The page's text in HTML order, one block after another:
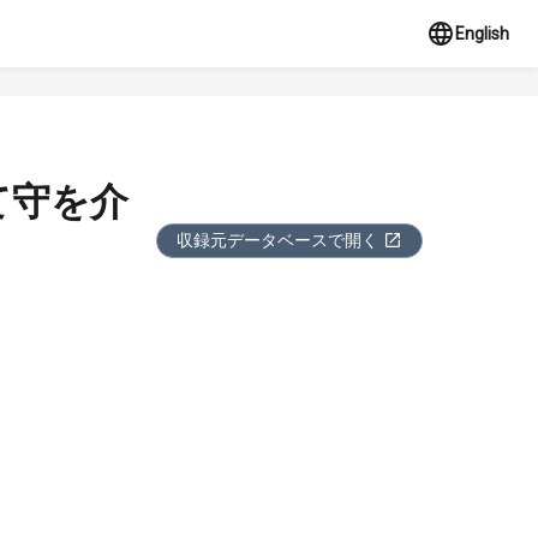
English
守を介
収録元データベースで開く